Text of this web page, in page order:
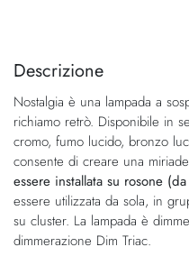
fine
galleria
di
immagini
della
di
immagini
Descrizione
Nostalgia è una lampada a
richiamo retrò. Disponibile in
cromo, fumo lucido, bronzo
consente di creare una
essere installata su rosone
essere utilizzata da sola, in
su cluster. La lampada è
dimmerazione Dim Triac.